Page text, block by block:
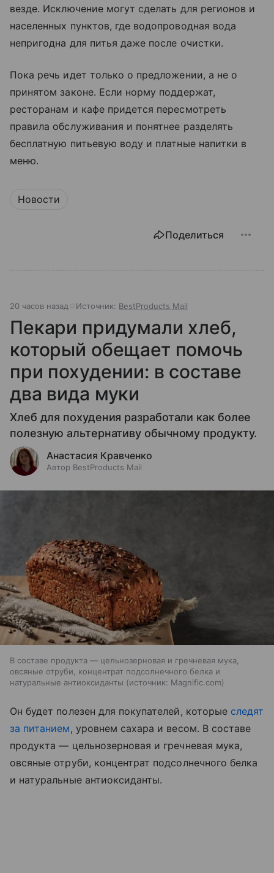
везде. Исключение могут сделать для регионов и
населенных пунктов, где водопроводная вода
непригодна для питья даже после очистки.
Пока речь идет только о предложении, а не о
принятом законе. Если норму поддержат,
ресторанам и кафе придется пересмотреть
правила обслуживания и понятнее разделять
бесплатную питьевую воду и платные напитки в
меню.
Новости
Поделиться
20 часов назад Источник: BestProducts Mail
Пекари придумали хлеб,
который обещает помочь
при похудении: в составе
два вида муки
Хлеб для похудения разработали как более
полезную альтернативу обычному продукту.
Анастасия Кравченко
Автор BestProducts Mail
В составе продукта — цельнозерновая и гречневая мука,
овсяные отруби, концентрат подсолнечного белка и
натуральные антиоксиданты
источник: Magnific.com
Он будет полезен для покупателей, которые следят
за питанием, уровнем сахара и весом. В составе
продукта — цельнозерновая и гречневая мука,
овсяные отруби, концентрат подсолнечного белка
и натуральные антиоксиданты.